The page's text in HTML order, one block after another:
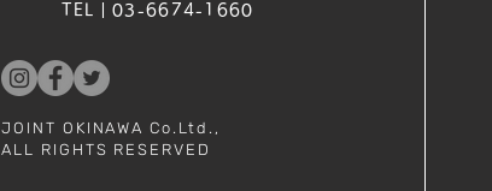
TEL｜ 03-6674-1660
JOINT OKINAWA Co.Ltd.,
ALL RIGHTS RESERVED